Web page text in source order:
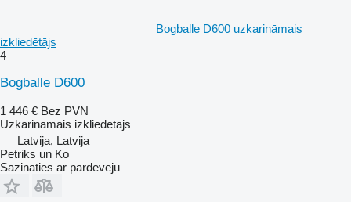
Bogballe D600 uzkarināmais
izkliedētājs
4
Bogballe D600
1 446 € Bez PVN
Uzkarināmais izkliedētājs
Latvija, Latvija
Petriks un Ko
Sazināties ar pārdevēju